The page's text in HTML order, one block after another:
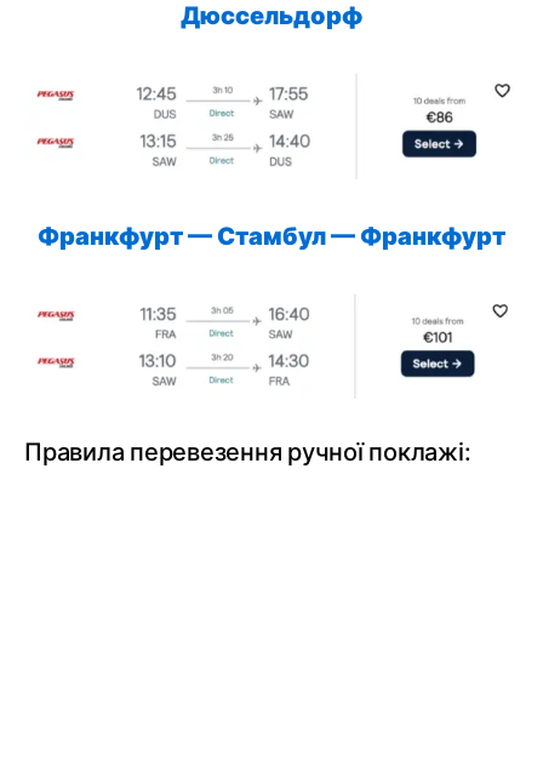
Дюссельдорф
Франкфурт— Стамбул — Франкфурт
Правила перевезення ручної поклажі: